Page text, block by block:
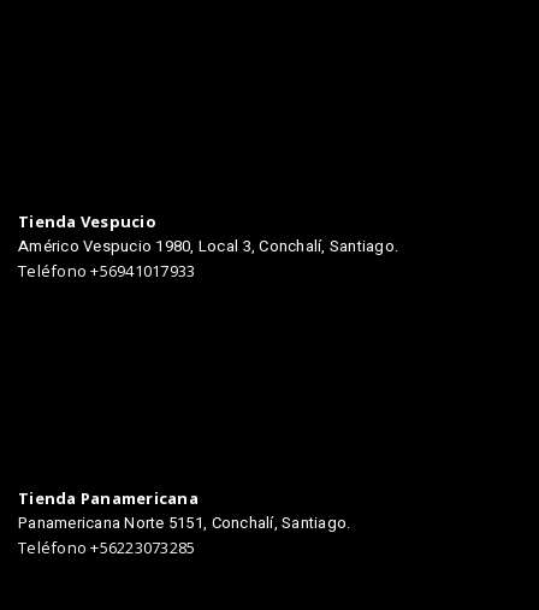
Tienda Vespucio
Américo Vespucio 1980, Local 3, Conchalí, Santiago.
Teléfono +56941017933
Tienda Panamericana
Panamericana Norte 5151, Conchalí, Santiago.
Teléfono +56223073285